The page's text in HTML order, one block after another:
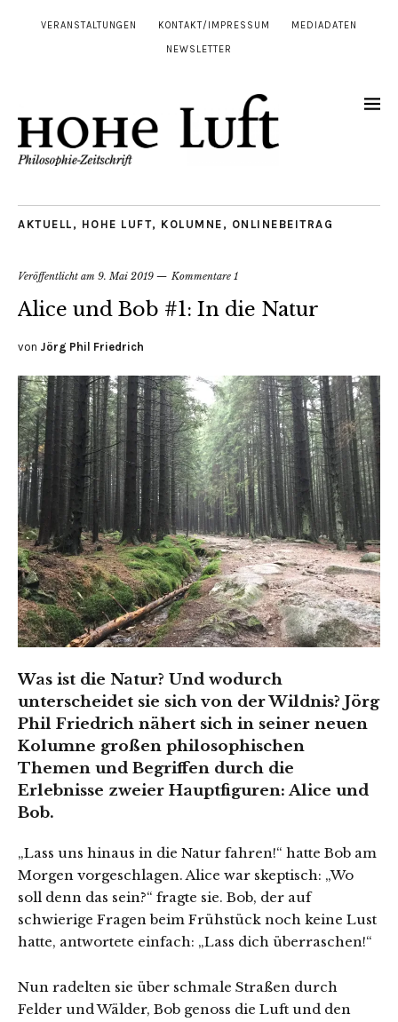
VERANSTALTUNGEN KONTAKT/IMPRESSUM MEDIADATEN
NEWSLETTER
AKTUELL , HOHE LUFT, KOLUMNE , ONLINEBEITRAG
Veröffentlicht am 9. Mai 2019 Kommentare 1
Alice und Bob #1: In die Natur
von Jörg Phil Friedrich
Was ist die Natur? Und wodurch
unterscheidet sie sich von der Wildnis? Jörg
Phil Friedrich nähert sich in seiner neuen
Kolumne großen philosophischen
Themen und Begriffen durch die
Erlebnisse zweier Hauptfiguren: Alice und
Bob.
„Lass uns hinaus in die Natur fahren!“ hatte Bob am
Morgen vorgeschlagen. Alice war skeptisch: „Wo
soll denn das sein?“ fragte sie. Bob, der auf
schwierige Fragen beim Frühstück noch keine Lust
hatte, antwortete einfach: „Lass dich überraschen!“
Nun radelten sie über schmale Straßen durch
Felder und Wälder, Bob genoss die Luft und den